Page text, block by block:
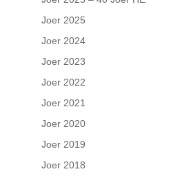
Joer 2025
Joer 2024
Joer 2023
Joer 2022
Joer 2021
Joer 2020
Joer 2019
Joer 2018